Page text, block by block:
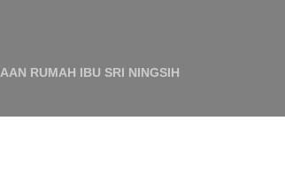
RUMAH IBU SRI NINGSIH